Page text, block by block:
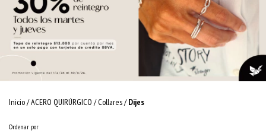
Inicio/ACERO QUIRÚRGICO / Collares/ Dijes
Ordenar por